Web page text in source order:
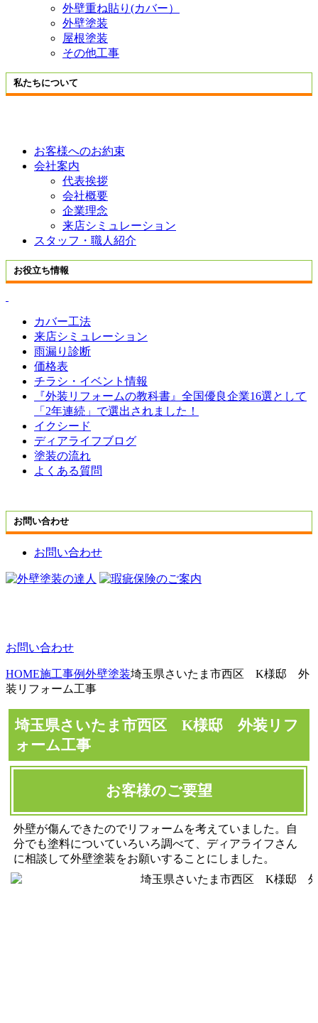
外壁重ね貼り(カバー）
外壁塗装
屋根塗装
その他工事
私たちについて
お客様へのお約束
会社案内
代表挨拶
会社概要
企業理念
来店シミュレーション
スタッフ・職人紹介
お役立ち情報
カバー工法
来店シミュレーション
雨漏り診断
価格表
チラシ・イベント情報
『外装リフォームの教科書』全国優良企業16選として
「2年連続」で選出されました！
イクシード
ディアライフブログ
塗装の流れ
よくある質問
お問い合わせ
お問い合わせ
お問い合わせ
HOME施工事例外壁塗装埼玉県さいたま市西区 K様邸 外
装リフォーム工事
埼玉県さいたま市西区 K様邸 外装リフ
ォーム工事
お客様のご要望
外壁が傷んできたのでリフォームを考えていました。自
分でも塗料についていろいろ調べて、ディアライフさん
に相談して外壁塗装をお願いすることにしました。